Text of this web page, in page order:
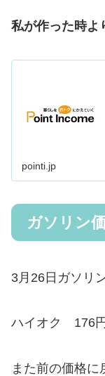
私が作った時よ
pointi.jp
ガソリン
3月26日ガソリ
ハイオク 176
また前の価格に